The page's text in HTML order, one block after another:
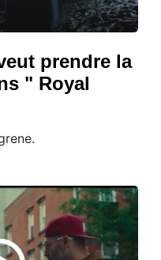
prendre la
" Royal